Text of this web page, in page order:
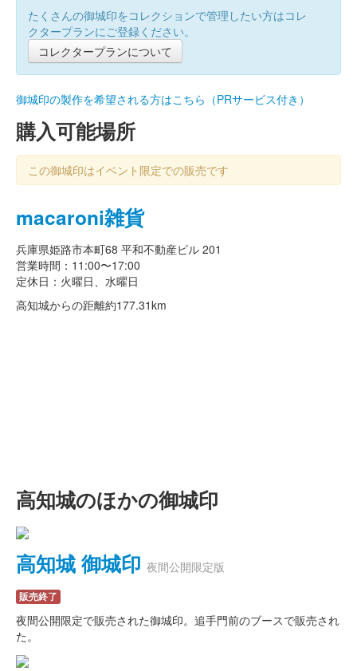
たくさんの御城印をコレクションで管理したい方はコレ
クタープランにご登録ください。
コレクタープランについて
御城印の製作を希望される方はこちら（PRサービス付き）
購入可能場所
この御城印はイベント限定での販売です
macaroni雑貨
兵庫県姫路市本町68 平和不動産ビル 201
営業時間：11:00〜17:00
定休日：火曜日、水曜日
高知城からの距離約177.31km
高知城のほかの御城印
高知城 御城印 夜間公開限定版
販売終了
夜間公開限定で販売された御城印。追手門前のブースで販売され
た。